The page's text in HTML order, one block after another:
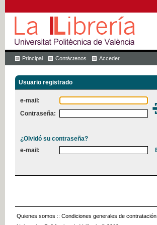
Principal Contáctenos Acceder
Usuario registrado
e-mail:
Contraseña:
¿Olvidó su contraseña?
e-mail:
Quienes somos :: Condiciones generales de contratación